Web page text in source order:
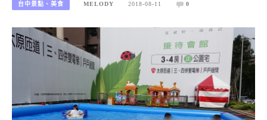
台中景點、美食 MELODY 2018-08-11 0